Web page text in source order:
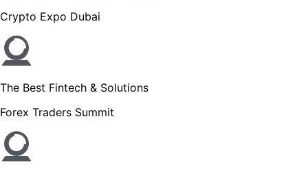
Crypto Expo Dubai
The Best Fintech & Solutions
Forex Traders Summit